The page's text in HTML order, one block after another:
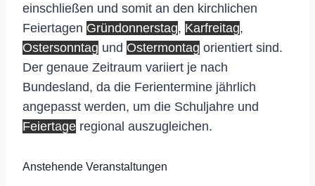
einschließen und somit an den kirchlichen
Feiertagen Gründonnerstag, Karfreitag,
Ostersonntag und Ostermontag orientiert sind.
Der genaue Zeitraum variiert je nach
Bundesland, da die Ferientermine jährlich
angepasst werden, um die Schuljahre und
Feiertage regional auszugleichen.
Anstehende Veranstaltungen